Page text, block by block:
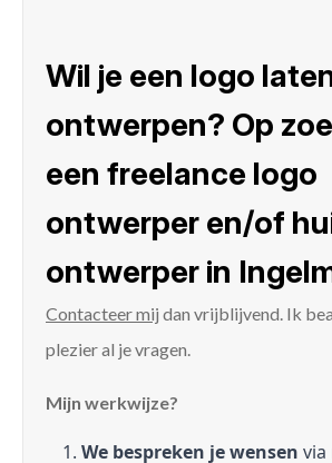
Wil je een logo
ontwerpen? Op
een freelance logo
ontwerper en/of
ontwerper in
Contacteer mij dan vrijblijvend. Ik
plezier al je vragen.
Mijn werkwijze?
We bespreken je wensen via